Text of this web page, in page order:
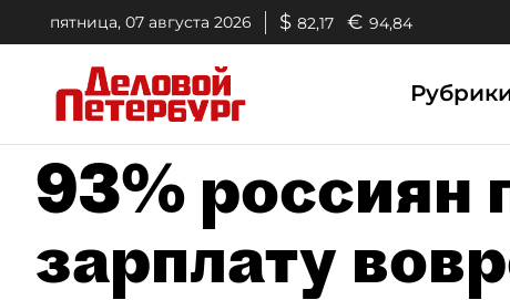
пятница, 07 августа 2026 $ 82,17 € 94,84
93% россиян
зарплату